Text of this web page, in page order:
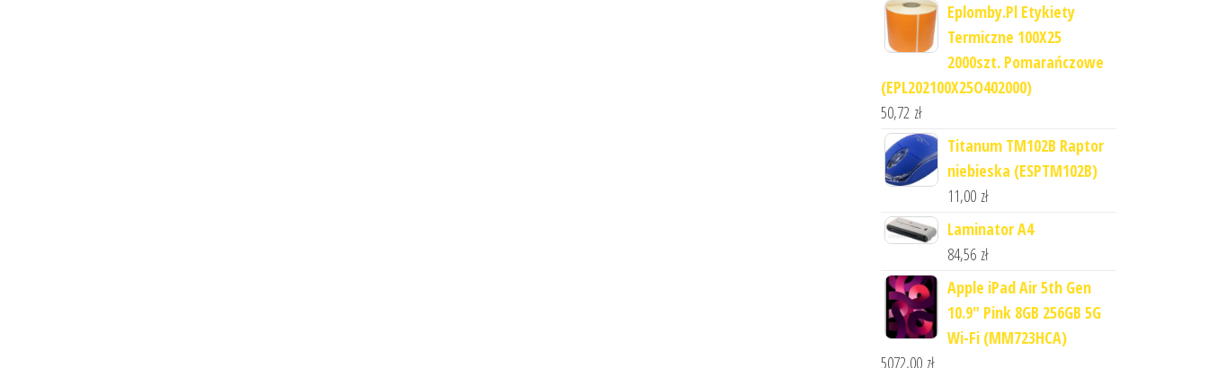
Eplomby.Pl Etykiety
Termiczne 100X25
2000szt. Pomarańczowe
(EPL202100X25O402000)
50,72 zł
Titanum TM102B Raptor
niebieska (ESPTM102B)
11,00 zł
Laminator A4
84,56 zł
Apple iPad Air 5th Gen
10.9" Pink 8GB 256GB 5G
Wi-Fi (MM723HCA)
5072,00 zł